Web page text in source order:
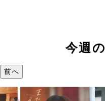
今週
前へ